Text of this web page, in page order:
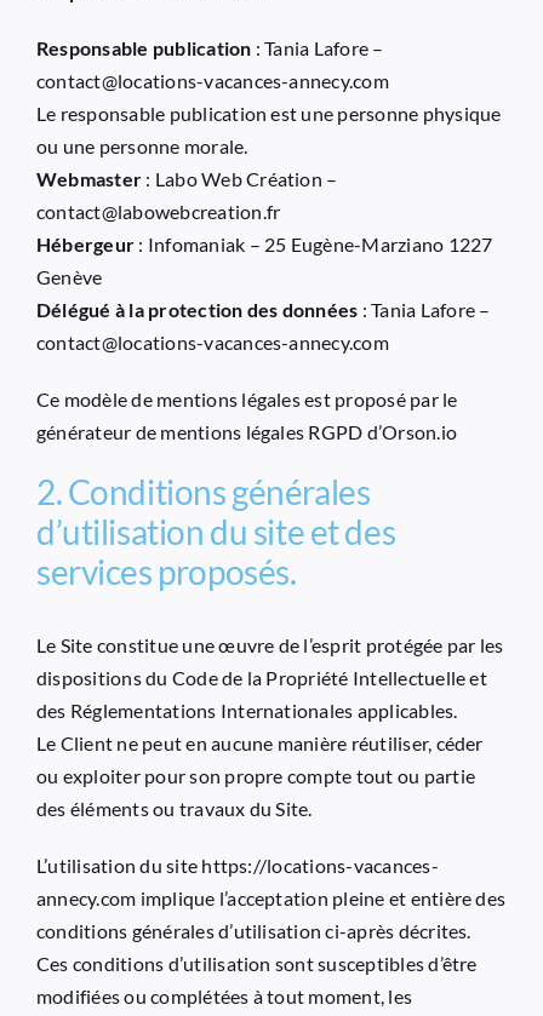
Responsable publication : Tania Lafore –
contact@locations-vacances-annecy.com
Le responsable publication est une personne physique
ou une personne morale.
Webmaster : Labo Web Création –
contact@labowebcreation.fr
Hébergeur : Infomaniak – 25 Eugène-Marziano 1227
Genève
Délégué à la protection des données : Tania Lafore –
contact@locations-vacances-annecy.com
Ce modèle de mentions légales est proposé par le
générateur de mentions légales RGPD d’Orson.io
2. Conditions générales
d’utilisation du site et des
services proposés.
Le Site constitue une œuvre de l’esprit protégée par les
dispositions du Code de la Propriété Intellectuelle et
des Réglementations Internationales applicables.
Le Client ne peut en aucune manière réutiliser, céder
ou exploiter pour son propre compte tout ou partie
des éléments ou travaux du Site.
L’utilisation du site https://locations-vacances-
annecy.com implique l’acceptation pleine et entière des
conditions générales d’utilisation ci-après décrites.
Ces conditions d’utilisation sont susceptibles d’être
modifiées ou complétées à tout moment, les